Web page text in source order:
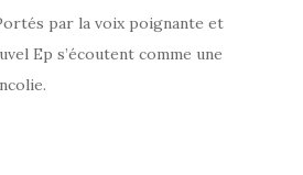
par la voix poignante et
Ep s’écoutent comme une